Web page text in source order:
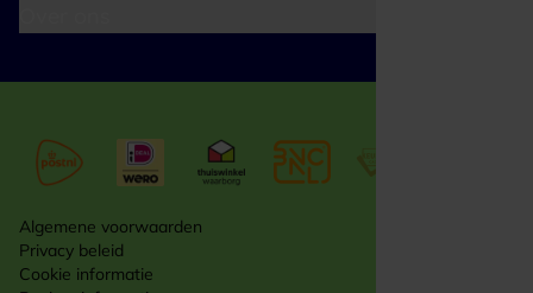
Algemene voorwaarden
Privacy beleid
Cookie informatie